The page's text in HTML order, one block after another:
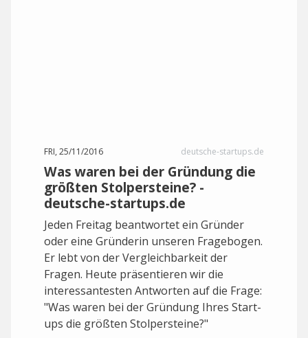
FRI, 25/11/2016 deutsche-startups.de
Was waren bei der Gründung die
größten Stolpersteine? -
deutsche-startups.de
Jeden Freitag beantwortet ein Gründer
oder eine Gründerin unseren Fragebogen.
Er lebt von der Vergleichbarkeit der
Fragen. Heute präsentieren wir die
interessantesten Antworten auf die Frage:
"Was waren bei der Gründung Ihres Start-
ups die größten Stolpersteine?"